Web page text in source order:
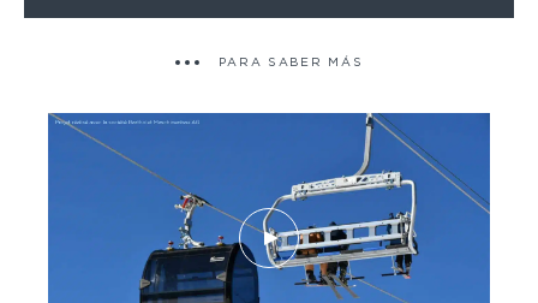
PARA SABER MÁS